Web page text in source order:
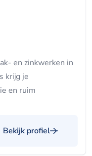
en zinkwerken in
krijg je
en ruim
Bekijk profiel